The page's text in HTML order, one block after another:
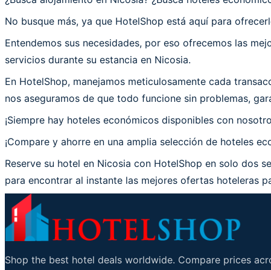
No busque más, ya que HotelShop está aquí para
Entendemos sus necesidades, por eso ofrecemos las
servicios durante su estancia en Nicosia.
En HotelShop, manejamos meticulosamente cada
nos aseguramos de que todo funcione sin problemas,
¡Siempre hay hoteles económicos disponibles con
¡Compare y ahorre en una amplia selección de hoteles
Reserve su hotel en Nicosia con HotelShop en solo dos
para encontrar al instante las mejores ofertas hoteleras
Shop the best hotel deals worldwide. Compare prices